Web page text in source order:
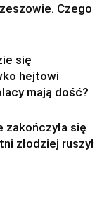
Czego
się
hejtowi
mają dość?
zakończyła się
złodziej ruszył